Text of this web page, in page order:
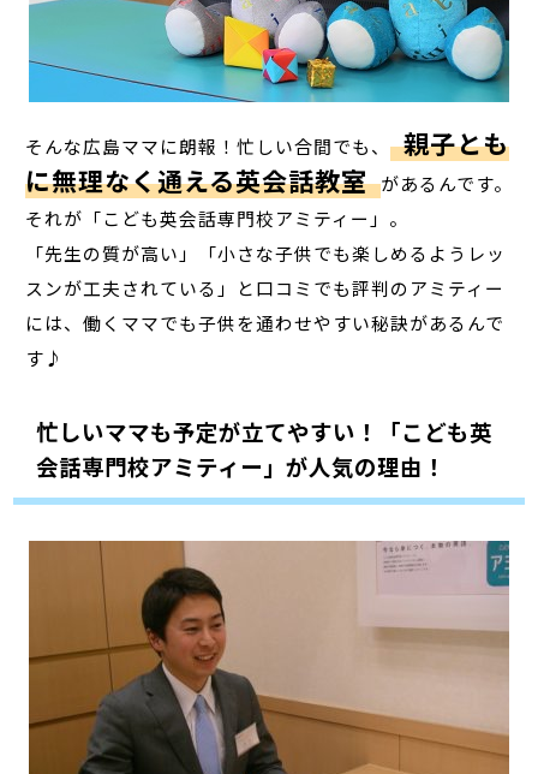
そんな広島ママに朗報！忙しい合間でも、 親子とも
に無理なく通える英会話教室 があるんです。
それが「こども英会話専門校アミティー」。
「先生の質が高い」「小さな子供でも楽しめるようレッ
スンが工夫されている」と口コミでも評判のアミティー
には、働くママでも子供を通わせやすい秘訣があるんで
す♪
忙しいママも予定が立てやすい！「こども英
会話専門校アミティー」が人気の理由！